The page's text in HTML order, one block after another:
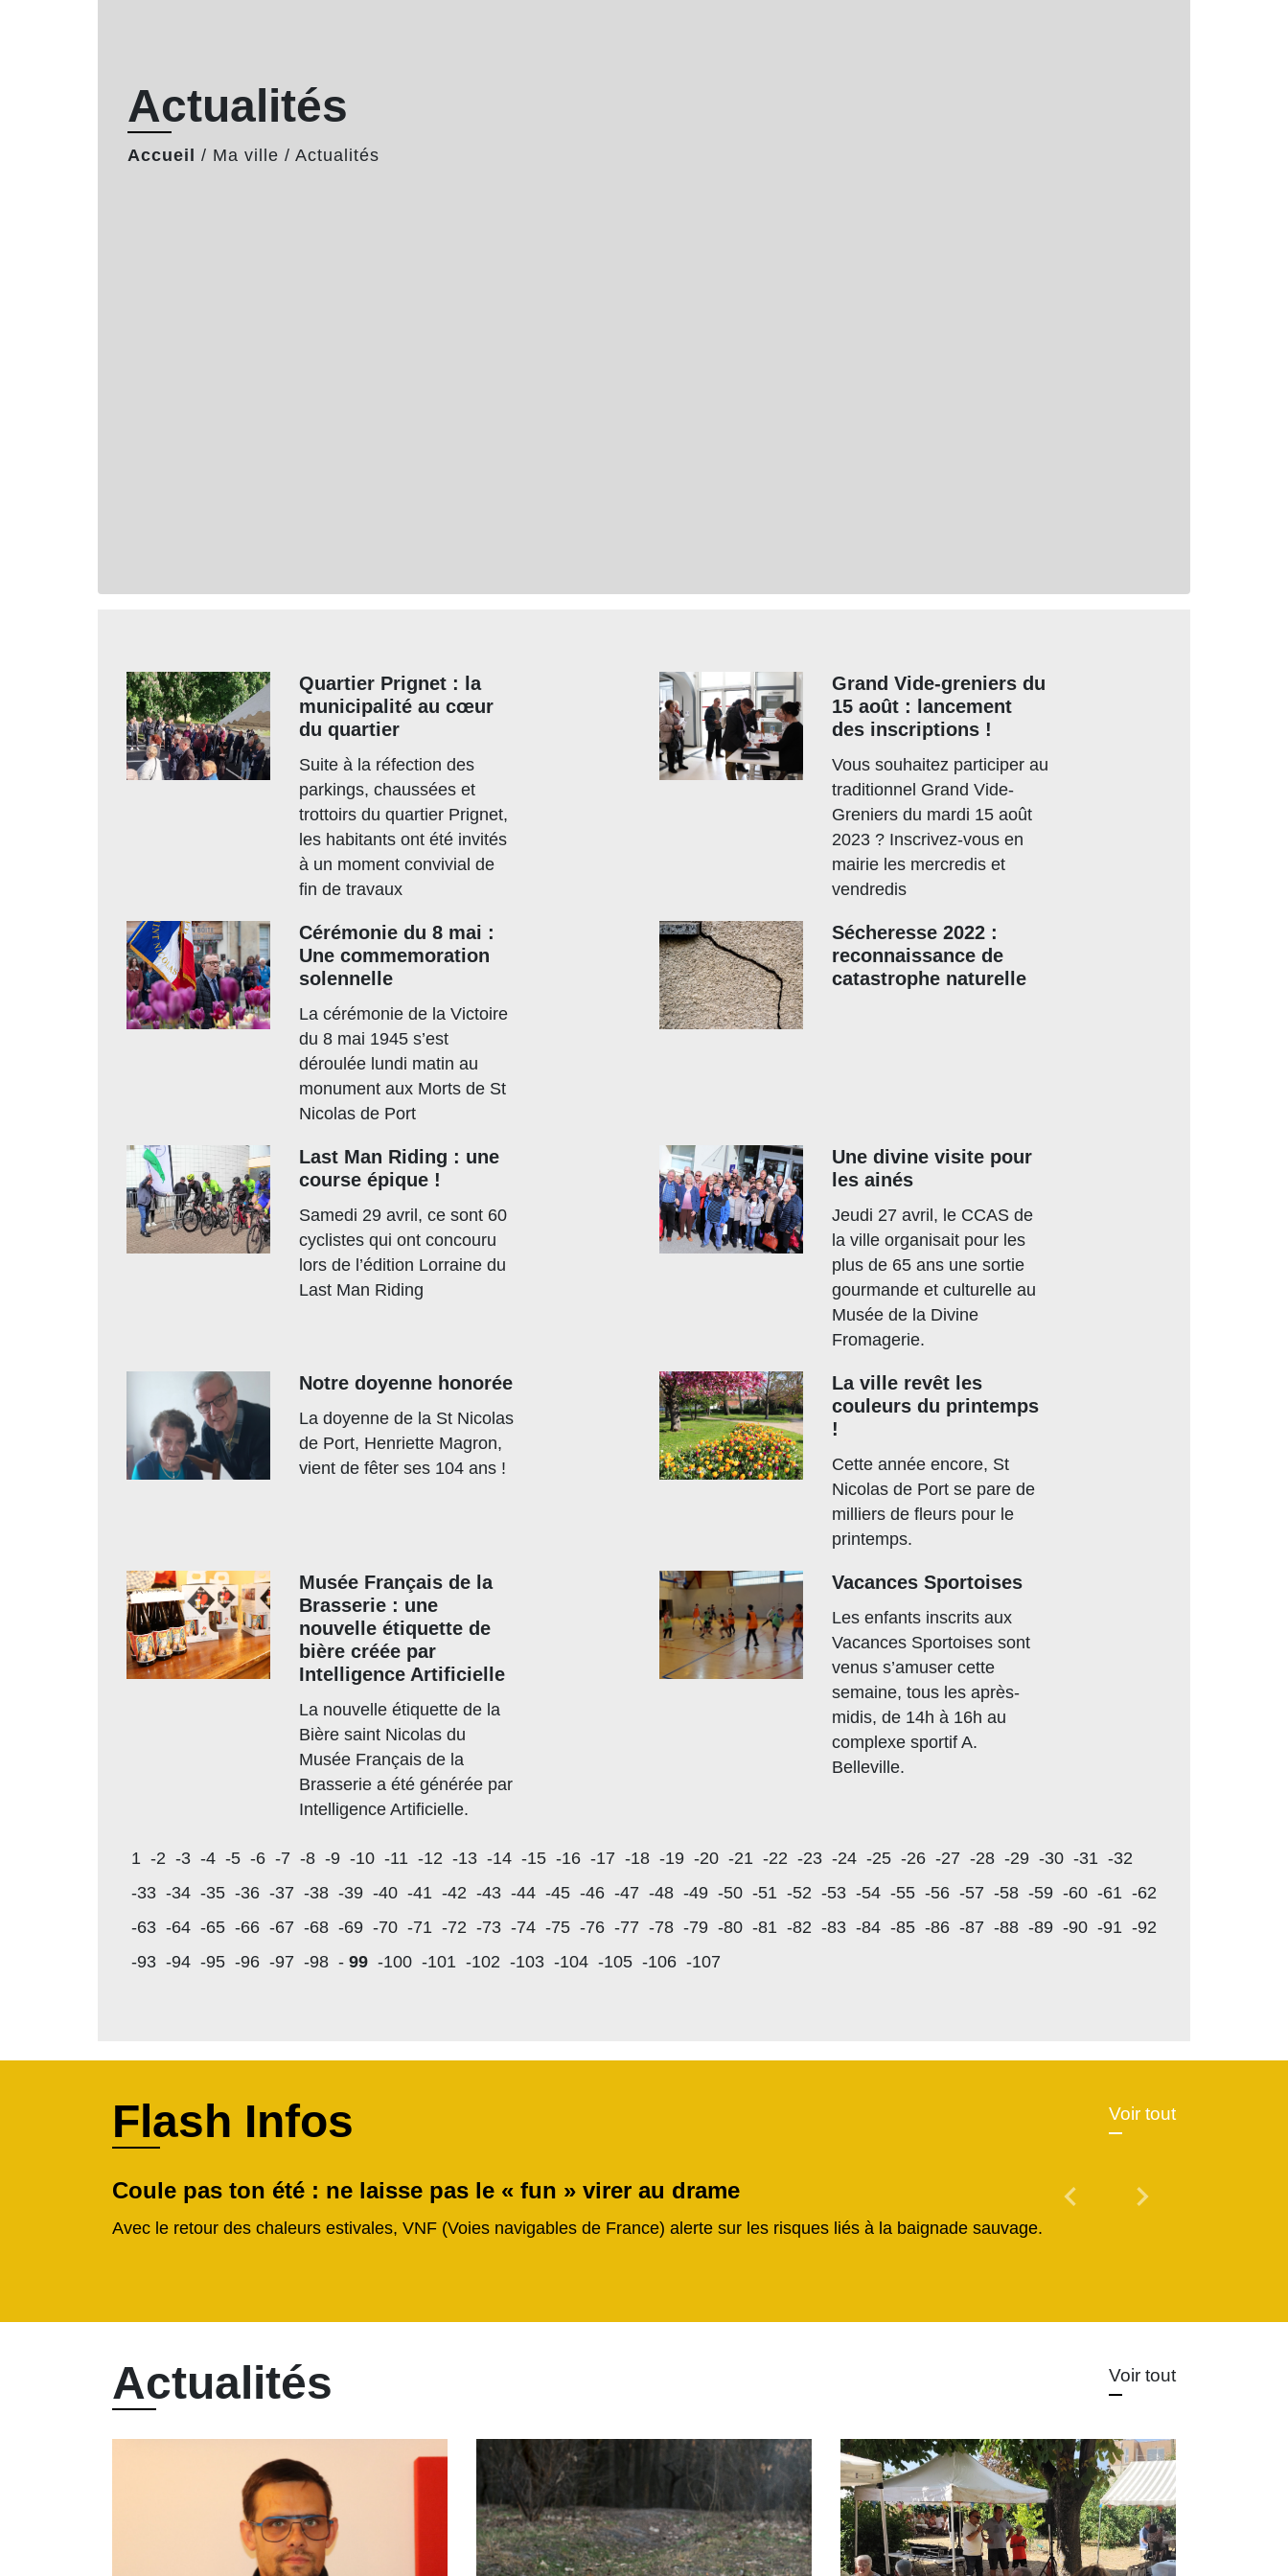
Actualités
Accueil / Ma ville / Actualités
Quartier Prignet : la
municipalité au cœur
du quartier
Suite à la réfection des
parkings, chaussées et
trottoirs du quartier Prignet,
les habitants ont été invités
à un moment convivial de
fin de travaux
Grand Vide-greniers du
15 août : lancement
des inscriptions !
Vous souhaitez participer au
traditionnel Grand Vide-
Greniers du mardi 15 août
2023 ? Inscrivez-vous en
mairie les mercredis et
vendredis
Cérémonie du 8 mai :
Une commemoration
solennelle
La cérémonie de la Victoire
du 8 mai 1945 s’est
déroulée lundi matin au
monument aux Morts de St
Nicolas de Port
Sécheresse 2022 :
reconnaissance de
catastrophe naturelle
Last Man Riding : une
course épique !
Samedi 29 avril, ce sont 60
cyclistes qui ont concouru
lors de l’édition Lorraine du
Last Man Riding
Une divine visite pour
les ainés
Jeudi 27 avril, le CCAS de
la ville organisait pour les
plus de 65 ans une sortie
gourmande et culturelle au
Musée de la Divine
Fromagerie.
Notre doyenne honorée
La doyenne de la St Nicolas
de Port, Henriette Magron,
vient de fêter ses 104 ans !
La ville revêt les
couleurs du printemps
!
Cette année encore, St
Nicolas de Port se pare de
milliers de fleurs pour le
printemps.
Musée Français de la
Brasserie : une
nouvelle étiquette de
bière créée par
Intelligence Artificielle
La nouvelle étiquette de la
Bière saint Nicolas du
Musée Français de la
Brasserie a été générée par
Intelligence Artificielle.
Vacances Sportoises
Les enfants inscrits aux
Vacances Sportoises sont
venus s’amuser cette
semaine, tous les après-
midis, de 14h à 16h au
complexe sportif A.
Belleville.
1 -2 -3 -4 -5 -6 -7 -8 -9 -10 -11 -12 -13 -14 -15 -16 -17 -18 -19 -20 -21 -22 -23 -24 -25 -26 -27 -28 -29 -30 -31 -32
-33 -34 -35 -36 -37 -38 -39 -40 -41 -42 -43 -44 -45 -46 -47 -48 -49 -50 -51 -52 -53 -54 -55 -56 -57 -58 -59 -60 -61 -62
-63 -64 -65 -66 -67 -68 -69 -70 -71 -72 -73 -74 -75 -76 -77 -78 -79 -80 -81 -82 -83 -84 -85 -86 -87 -88 -89 -90 -91 -92
-93 -94 -95 -96 -97 -98 - 99 -100 -101 -102 -103 -104 -105 -106 -107
Flash Infos Voir tout
Coule pas ton été : ne laisse pas le « fun » virer au drame
Avec le retour des chaleurs estivales, VNF (Voies navigables de France) alerte sur les risques liés à la baignade sauvage.
chevron_left Previous
chevron_right
Actualités Voir tout